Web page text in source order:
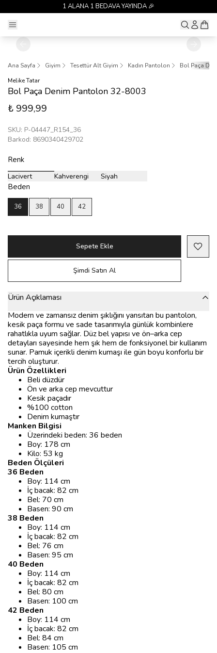
1 ALANA 1 BEDAVA YAYINDA 🎉
Ana Sayfa Giyim Tesettür Alt Giyim Kadın Pantolon
Bol Paça
Melike Tatar
Bol Paça Denim Pantolon 32-8003
₺ 999,99
SKU: P-04447_R154_36
Barkod: 8690340429702
Renk
Lacivert Kahverengi Siyah
Beden
36 38 40 42
Sepete Ekle
Şimdi Satın Al
Ürün Açıklaması
Modern ve zamansız denim şıklığını yansıtan bu pantolon,
kesik paça formu ve sade tasarımıyla günlük kombinlere
rahatlıkla uyum sağlar. Düz bel yapısı ve ön–arka cep
detayları sayesinde hem şık hem de fonksiyonel bir kullanım
sunar. Pamuk içerikli denim kumaşı ile gün boyu konforlu bir
tercih oluşturur.
Ürün Özellikleri
Beli düzdür
Ön ve arka cep mevcuttur
Kesik paçadır
%100 cotton
Denim kumaştır
Manken Bilgisi
Üzerindeki beden: 36 beden
Boy: 178 cm
Kilo: 53 kg
Beden Ölçüleri
36 Beden
Boy: 114 cm
İç bacak: 82 cm
Bel: 70 cm
Basen: 90 cm
38 Beden
Boy: 114 cm
İç bacak: 82 cm
Bel: 76 cm
Basen: 95 cm
40 Beden
Boy: 114 cm
İç bacak: 82 cm
Bel: 80 cm
Basen: 100 cm
42 Beden
Boy: 114 cm
İç bacak: 82 cm
Bel: 84 cm
Basen: 105 cm